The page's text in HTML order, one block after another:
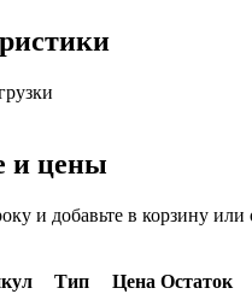
и цены
и добавьте в корзину или
Тип Цена Остаток